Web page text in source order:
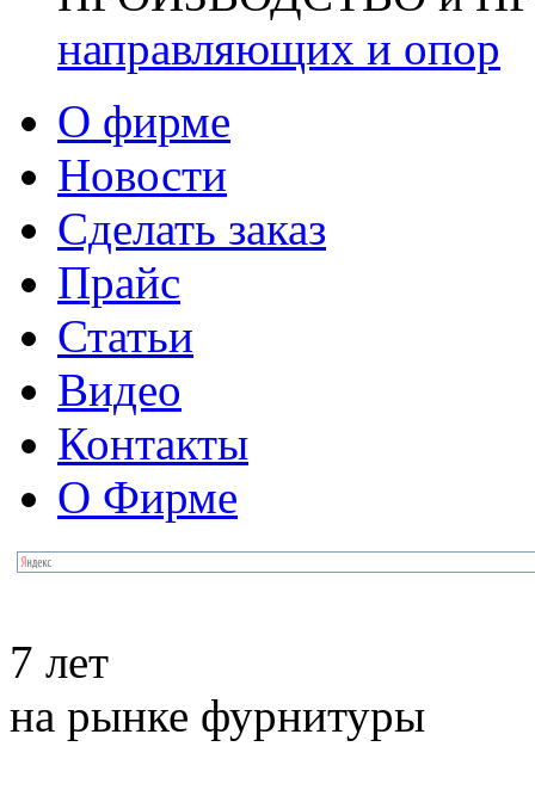
направляющих и опор
О фирме
Новости
Сделать заказ
Прайс
Статьи
Видео
Контакты
О Фирме
7 лет
на рынке фурнитуры